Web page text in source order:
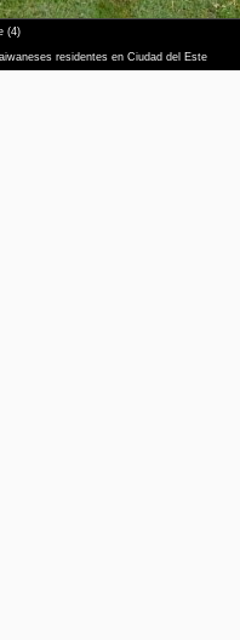
(4)
residentes en Ciudad del Este